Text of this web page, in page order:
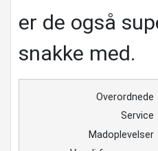
er de også
snakke med.
Overordnede
Service
Madoplevelser